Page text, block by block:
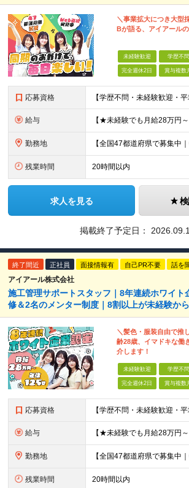
＼事業拡大につき大型
Bが語る、アイアール
未経験歓迎 学歴不問
完全週休2日 賞与複数
応募資格
給与
勤務地
残業時間 20時間以内
求人を見る
掲載終了予定日：
終了間近 正社員 面接情報有 自己PR不要 話を
アイアール株式会社
施工管理サポートスタッフ｜8年連続ホワイト
修＆2名のメンター制度｜8割以上が未経験か
＼髪色・服装自由で推
齢28歳、イマドキな働
介します！
未経験歓迎 学歴不問
完全週休2日 賞与複数
応募資格
給与
勤務地
残業時間 20時間以内